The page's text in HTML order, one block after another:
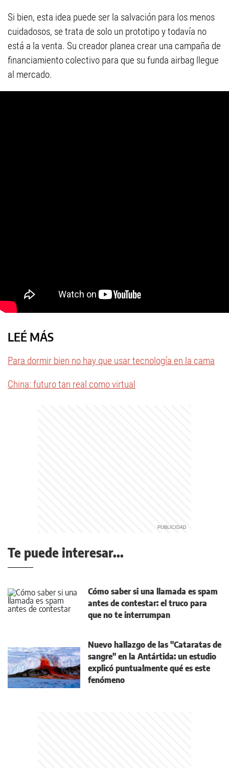
Si bien, esta idea puede ser la salvación para los menos
cuidadosos, se trata de solo un prototipo y todavía no
está a la venta. Su creador planea crear una campaña de
financiamiento colectivo para que su funda airbag llegue
al mercado.
LEÉ MÁS
Para dormir bien no hay que usar tecnología en la cama
China: futuro tan real como virtual
Te puede interesar...
Cómo saber si una llamada es spam
antes de contestar: el truco para
que no te interrumpan
Nuevo hallazgo de las "Cataratas de
sangre" en la Antártida: un estudio
explicó puntualmente qué es este
fenómeno